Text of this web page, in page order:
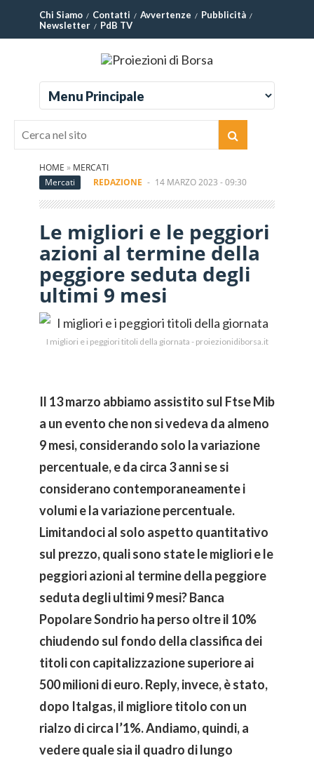
Chi Siamo Contatti Avvertenze
Pubblicità
Newsletter
PdB TV
HOME » MERCATI
Mercati
REDAZIONE - 14 MARZO 2023 - 09:30
Le migliori e le peggiori
azioni al termine della
peggiore seduta degli
ultimi 9 mesi
I migliori e i peggiori titoli della giornata - proiezionidiborsa.it
Il 13 marzo abbiamo assistito sul Ftse Mib
a un evento che non si vedeva da almeno
9 mesi, considerando solo la variazione
percentuale, e da circa 3 anni se si
considerano contemporaneamente i
volumi e la variazione percentuale.
Limitandoci al solo aspetto quantitativo
sul prezzo, quali sono state le migliori e le
peggiori azioni al termine della peggiore
seduta degli ultimi 9 mesi? Banca
Popolare Sondrio ha perso oltre il 10%
chiudendo sul fondo della classifica dei
titoli con capitalizzazione superiore ai
500 milioni di euro. Reply, invece, è stato,
dopo Italgas, il migliore titolo con un
rialzo di circa l’1%. Andiamo, quindi, a
vedere quale sia il quadro di lungo